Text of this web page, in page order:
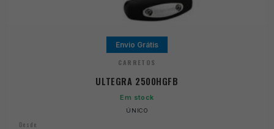
Envio Grátis
CARRETOS
ULTEGRA 2500HGFB
Em stock
ÚNICO
Desde